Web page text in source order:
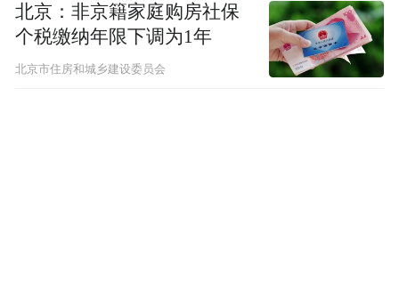
北京：非京籍家庭购房社保
个税缴纳年限下调为1年
北京市住房和城乡建设委员会